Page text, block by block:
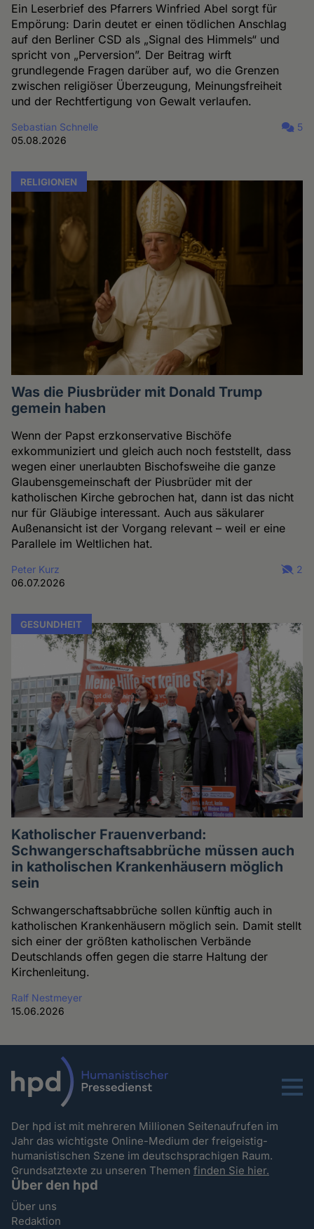
Ein Leserbrief des Pfarrers Winfried Abel sorgt für
Empörung: Darin deutet er einen tödlichen Anschlag
auf den Berliner CSD als „Signal des Himmels“ und
spricht von „Perversion”. Der Beitrag wirft
grundlegende Fragen darüber auf, wo die Grenzen
zwischen religiöser Überzeugung, Meinungsfreiheit
und der Rechtfertigung von Gewalt verlaufen.
Sebastian Schnelle
05.08.2026
5
RELIGIONEN
Was die Piusbrüder mit Donald Trump
gemein haben
Wenn der Papst erzkonservative Bischöfe
exkommuniziert und gleich auch noch feststellt, dass
wegen einer unerlaubten Bischofsweihe die ganze
Glaubensgemeinschaft der Piusbrüder mit der
katholischen Kirche gebrochen hat, dann ist das nicht
nur für Gläubige interessant. Auch aus säkularer
Außenansicht ist der Vorgang relevant – weil er eine
Parallele im Weltlichen hat.
Peter Kurz
06.07.2026
2
GESUNDHEIT
Katholischer Frauenverband:
Schwangerschaftsabbrüche müssen auch
in katholischen Krankenhäusern möglich
sein
Schwangerschaftsabbrüche sollen künftig auch in
katholischen Krankenhäusern möglich sein. Damit stellt
sich einer der größten katholischen Verbände
Deutschlands offen gegen die starre Haltung der
Kirchenleitung.
Ralf Nestmeyer
15.06.2026
Menu
Der hpd ist mit mehreren Millionen Seitenaufrufen im
Jahr das wichtigste Online-Medium der freigeistig-
humanistischen Szene im deutschsprachigen Raum.
Grundsatztexte zu unseren Themenfinden Sie hier.
Über den hpd
Über uns
Redaktion